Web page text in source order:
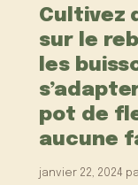
Cultivez
sur le
les
pot de
aucune
janvier 22, 2024